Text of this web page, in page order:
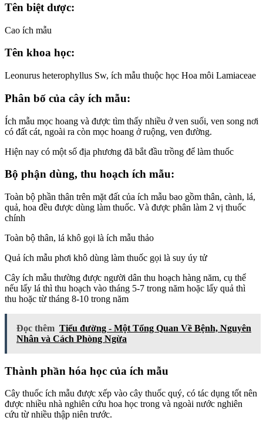
Tên biệt dược:
Cao ích mẫu
Tên khoa học:
Leonurus heterophyllus Sw, ích mẫu thuộc học Hoa môi Lamiaceae
Phân bố của cây ích mẫu:
Ích mẫu mọc hoang và được tìm thấy nhiều ở ven suối, ven song nơi
có đất cát, ngoài ra còn mọc hoang ở ruộng, ven đường.
Hiện nay có một số địa phương đã bắt đầu trồng để làm thuốc
Bộ phận dùng, thu hoạch ích mẫu:
Toàn bộ phần thân trên mặt đất của ích mẫu bao gồm thân, cành, lá,
quả, hoa đều được dùng làm thuốc. Và được phân làm 2 vị thuốc
chính
Toàn bộ thân, lá khô gọi là ích mẫu thảo
Quả ích mẫu phơi khô dùng làm thuốc gọi là suy úy tử
Cây ích mẫu thường được người dân thu hoạch hàng năm, cụ thể
nếu lấy lá thì thu hoạch vào tháng 5-7 trong năm hoặc lấy quả thì
thu hoặc từ tháng 8-10 trong năm
Đọc thêm Tiểu đường - Một Tổng Quan Về Bệnh, Nguyên
Nhân và Cách Phòng Ngừa
Thành phần hóa học của ích mẫu
Cây thuốc ích mẫu được xếp vào cây thuốc quý, có tác dụng tốt nên
được nhiều nhà nghiên cứu hoa học trong và ngoài nước nghiên
cứu từ nhiều thập niên trước.